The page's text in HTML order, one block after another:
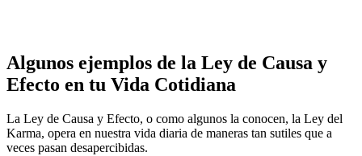
Algunos ejemplos de la Ley de Causa y
Efecto en tu Vida Cotidiana
La Ley de Causa y Efecto, o como algunos la conocen, la Ley del
Karma, opera en nuestra vida diaria de maneras tan sutiles que a
veces pasan desapercibidas.